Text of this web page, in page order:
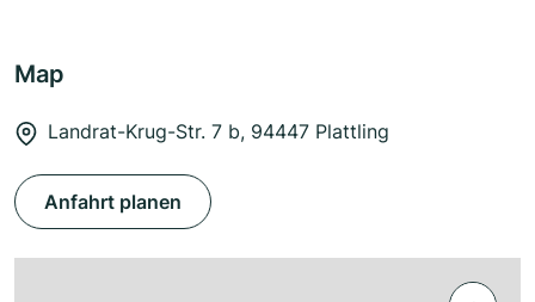
Map
Landrat-Krug-Str. 7 b, 94447 Plattling
Anfahrt planen